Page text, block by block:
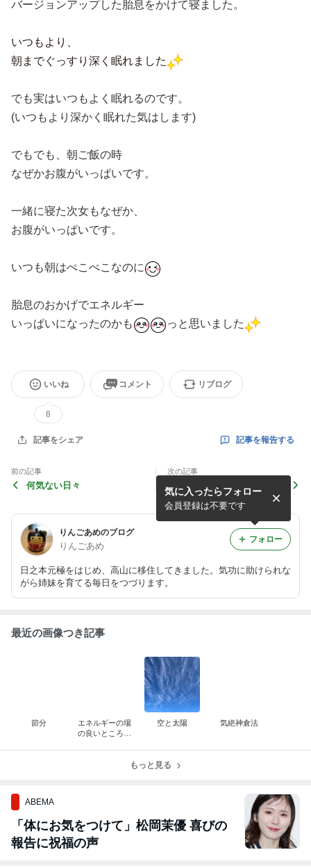
バージョンアップした胎息をかけて寝ました。
いつもより、
朝までぐっすり深く眠れました
でも実はいつもよく眠れるのです。
(いつもより深かく眠れた気はします)
でもでも、朝ご飯の時
なぜかお腹がいっぱいです。
一緒に寝た次女もなぜか、
お腹がいっぱいです。
いつも朝はぺこぺこなのに
胎息のおかげでエネルギー
いっぱいになったのかも
っと思いました
いいね
8
コメント リブログ
記事をシェア 記事を報告する
前の記事
何気ない日々
次の記事
長女が朝怒りません！
りんごあめのブログ
りんごあめ
日之本元極をはじめ、高山に移住してきました。気功に助けられな
がら姉妹を育てる毎日をつづります。
気に入ったらフォロー
会員登録は不要です
フォロー
最近の画像つき記事
節分
エネルギーの場
の良いところに
空と太陽 気絶神倉法
もっと見る
ABEMA
「体にお気をつけて」松岡茉優 喜びの
報告に祝福の声